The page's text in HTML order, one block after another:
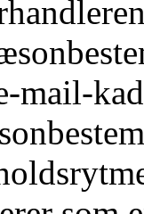
mail-